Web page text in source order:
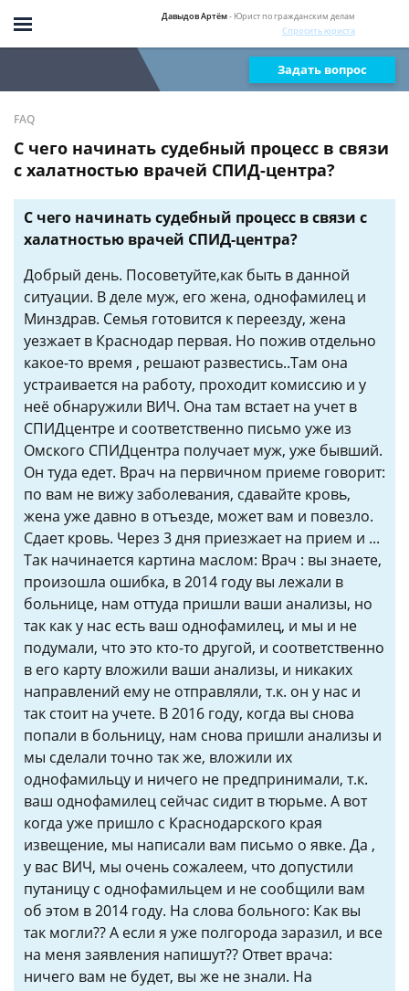
Давыдов Артём- Юрист по гражданским делам
Спросить юриста
Задать вопрос
FAQ
С чего начинать судебный процесс в связи
с халатностью врачей СПИД-центра?
С чего начинать судебный процесс в связи с
халатностью врачей СПИД-центра?
Добрый день. Посоветуйте,как быть в данной
ситуации. В деле муж, его жена, однофамилец и
Минздрав. Семья готовится к переезду, жена
уезжает в Краснодар первая. Но пожив отдельно
какое-то время , решают развестись..Там она
устраивается на работу, проходит комиссию и у
неё обнаружили ВИЧ. Она там встает на учет в
СПИДцентре и соответственно письмо уже из
Омского СПИДцентра получает муж, уже бывший.
Он туда едет. Врач на первичном приеме говорит:
по вам не вижу заболевания, сдавайте кровь,
жена уже давно в отъезде, может вам и повезло.
Сдает кровь. Через 3 дня приезжает на прием и ...
Так начинается картина маслом: Врач : вы знаете,
произошла ошибка, в 2014 году вы лежали в
больнице, нам оттуда пришли ваши анализы, но
так как у нас есть ваш однофамилец, и мы и не
подумали, что это кто-то другой, и соответственно
в его карту вложили ваши анализы, и никаких
направлений ему не отправляли, т.к. он у нас и
так стоит на учете. В 2016 году, когда вы снова
попали в больницу, нам снова пришли анализы и
мы сделали точно так же, вложили их
однофамильцу и ничего не предпринимали, т.к.
ваш однофамилец сейчас сидит в тюрьме. А вот
когда уже пришло с Краснодарского края
извещение, мы написали вам письмо о явке. Да ,
у вас ВИЧ, мы очень сожалеем, что допустили
путаницу с однофамильцем и не сообщили вам
об этом в 2014 году. На слова больного: Как вы
так могли?? А если я уже полгорода заразил, и все
на меня заявления напишут?? Ответ врача:
ничего вам не будет, вы же не знали. На